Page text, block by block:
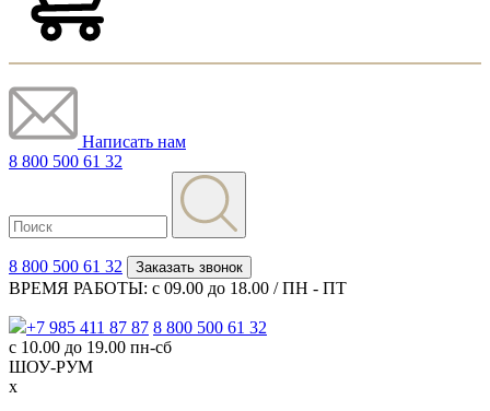
Написать нам
8 800 500 61 32
8 800 500 61 32 Заказать звонок
ВРЕМЯ РАБОТЫ: с 09.00 до 18.00 / ПН - ПТ
+7 985 411 87 87 8 800 500 61 32
с 10.00 до 19.00 пн-сб
ШОУ-РУМ
x